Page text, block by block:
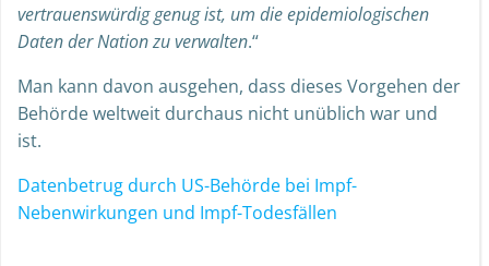
vertrauenswürdig genug ist, um die epidemiologischen
Daten der Nation zu verwalten.“
Man kann davon ausgehen, dass dieses Vorgehen der
Behörde weltweit durchaus nicht unüblich war und
ist.
Datenbetrug durch US-Behörde bei Impf-
Nebenwirkungen und Impf-Todesfällen